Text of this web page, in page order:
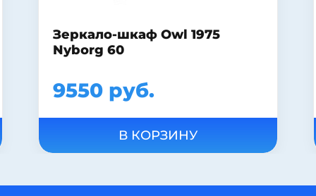
Шкаф-зеркало Francesca Eco
85 дуб-венге
6310 руб.
В КОРЗИНУ